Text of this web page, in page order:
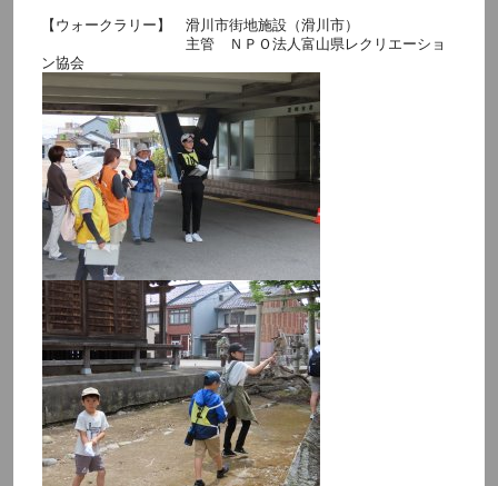
【ウォークラリー】 滑川市街地施設（滑川市）
主管 ＮＰＯ法人富山県レクリエーショ
ン協会